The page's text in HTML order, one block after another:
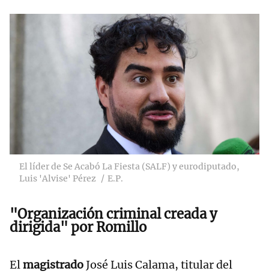
El líder de Se Acabó La Fiesta (SALF) y eurodiputado,
Luis 'Alvise' Pérez
E.P.
"Organización criminalcreada y
dirigida" por Romillo
ElmagistradoJosé Luis Calama, titular del